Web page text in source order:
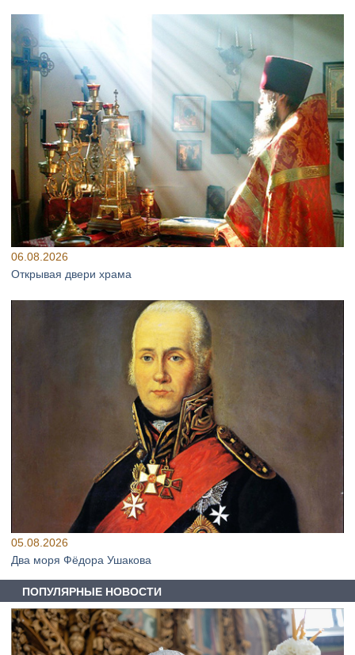
06.08.2026
Открывая двери храма
05.08.2026
Два моря Фёдора Ушакова
ПОПУЛЯРНЫЕ НОВОСТИ